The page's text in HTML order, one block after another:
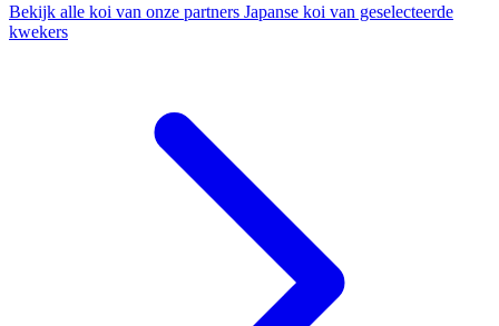
Bekijk alle koi van onze partners Japanse koi van geselecteerde
kwekers